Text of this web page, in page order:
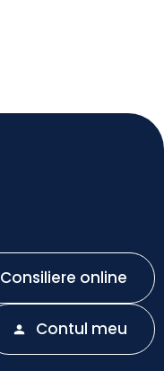
Consiliere online
Contul meu